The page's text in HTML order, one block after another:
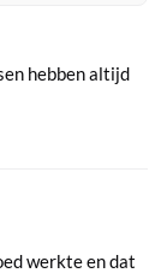
werkte en dat
hebben altijd